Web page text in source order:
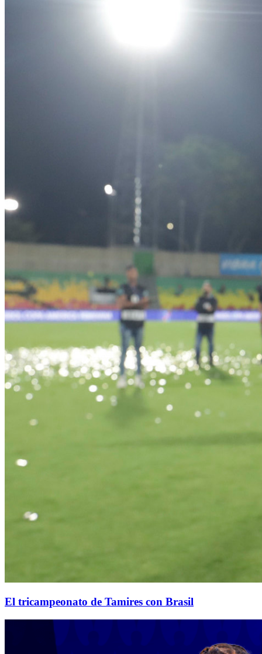
El tricampeonato de Tamires con Brasil